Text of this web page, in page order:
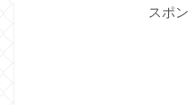
スポ